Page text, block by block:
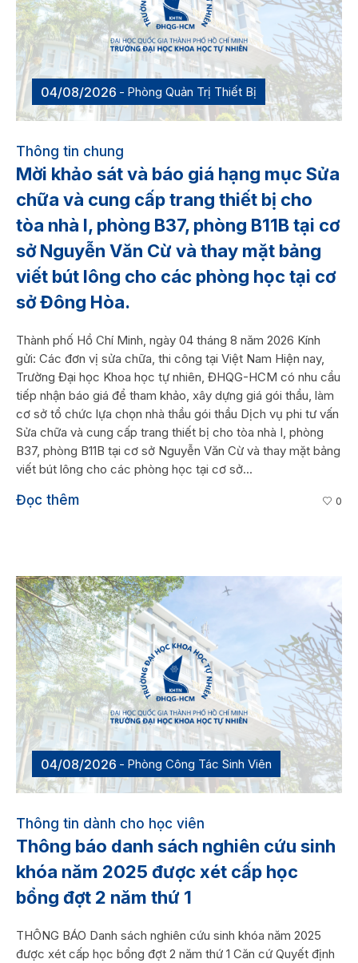
04/08/2026 Phòng Quản Trị Thiết Bị
Thông tin chung
Mời khảo sát và báo giá hạng mục Sửa
chữa và cung cấp trang thiết bị cho
tòa nhà I, phòng B37, phòng B11B tại cơ
sở Nguyễn Văn Cừ và thay mặt bảng
viết bút lông cho các phòng học tại cơ
sở Đông Hòa.
Thành phố Hồ Chí Minh, ngày 04 tháng 8 năm 2026 Kính
gửi: Các đơn vị sửa chữa, thi công tại Việt Nam Hiện nay,
Trường Đại học Khoa học tự nhiên, ĐHQG-HCM có nhu cầu
tiếp nhận báo giá để tham khảo, xây dựng giá gói thầu, làm
cơ sở tổ chức lựa chọn nhà thầu gói thầu Dịch vụ phi tư vấn
Sửa chữa và cung cấp trang thiết bị cho tòa nhà I, phòng
B37, phòng B11B tại cơ sở Nguyễn Văn Cừ và thay mặt bảng
viết bút lông cho các phòng học tại cơ sở...
Đọc thêm 0
04/08/2026 Phòng Công Tác Sinh Viên
Thông tin dành cho học viên
Thông báo danh sách nghiên cứu sinh
khóa năm 2025 được xét cấp học
bổng đợt 2 năm thứ 1
THÔNG BÁO Danh sách nghiên cứu sinh khóa năm 2025
được xét cấp học bổng đợt 2 năm thứ 1 Căn cứ Quyết định